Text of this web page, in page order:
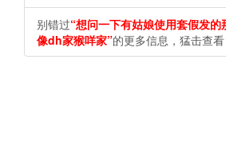
别错过“想问一下有姑娘使用套假发
像dh家猴咩家”的更多信息，猛击查看